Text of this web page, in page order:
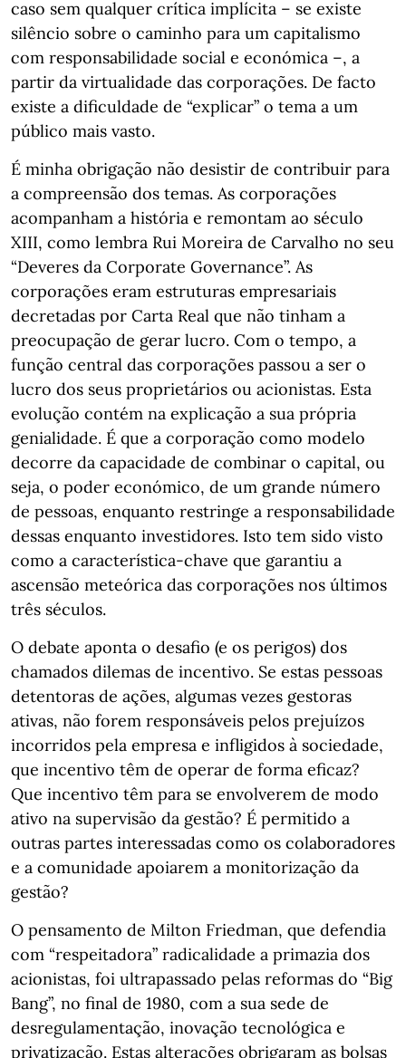
caso sem qualquer crítica implícita – se existe
silêncio sobre o caminho para um capitalismo
com responsabilidade social e económica –, a
partir da virtualidade das corporações. De facto
existe a dificuldade de “explicar” o tema a um
público mais vasto.
É minha obrigação não desistir de contribuir para
a compreensão dos temas. As corporações
acompanham a história e remontam ao século
XIII, como lembra Rui Moreira de Carvalho no seu
“Deveres da Corporate Governance”. As
corporações eram estruturas empresariais
decretadas por Carta Real que não tinham a
preocupação de gerar lucro. Com o tempo, a
função central das corporações passou a ser o
lucro dos seus proprietários ou acionistas. Esta
evolução contém na explicação a sua própria
genialidade. É que a corporação como modelo
decorre da capacidade de combinar o capital, ou
seja, o poder económico, de um grande número
de pessoas, enquanto restringe a responsabilidade
dessas enquanto investidores. Isto tem sido visto
como a característica-chave que garantiu a
ascensão meteórica das corporações nos últimos
três séculos.
O debate aponta o desafio (e os perigos) dos
chamados dilemas de incentivo. Se estas pessoas
detentoras de ações, algumas vezes gestoras
ativas, não forem responsáveis pelos prejuízos
incorridos pela empresa e infligidos à sociedade,
que incentivo têm de operar de forma eficaz?
Que incentivo têm para se envolverem de modo
ativo na supervisão da gestão? É permitido a
outras partes interessadas como os colaboradores
e a comunidade apoiarem a monitorização da
gestão?
O pensamento de Milton Friedman, que defendia
com “respeitadora” radicalidade a primazia dos
acionistas, foi ultrapassado pelas reformas do “Big
Bang”, no final de 1980, com a sua sede de
desregulamentação, inovação tecnológica e
privatização. Estas alterações obrigaram as bolsas